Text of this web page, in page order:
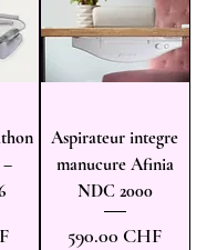
Aspirateur integre
manucure Afinia
NDC 2000
Prix
590.00 CHF